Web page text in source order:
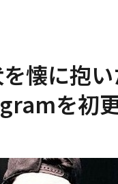
を懐に抱
を初